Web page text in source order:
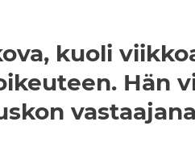
kuoli
Hän
vastaajana